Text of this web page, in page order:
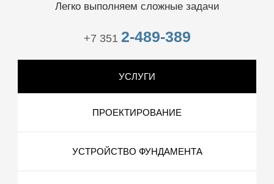
Легко выполняем сложные задачи
+7 351 2-489-389
УСЛУГИ
ПРОЕКТИРОВАНИЕ
УСТРОЙСТВО ФУНДАМЕНТА